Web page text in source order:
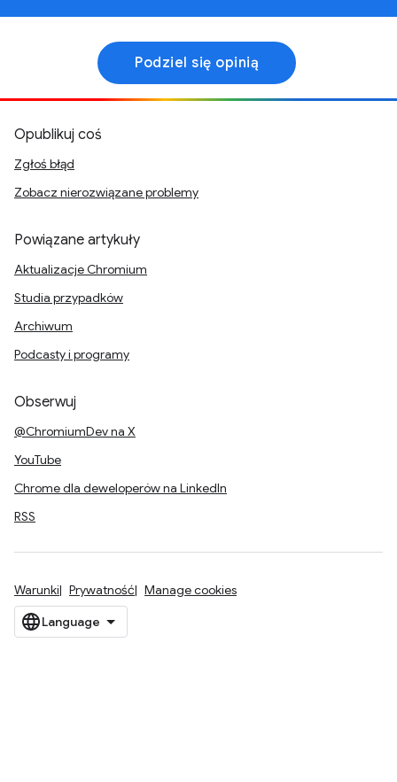
Podziel się opinią
Opublikuj coś
Zgłoś błąd
Zobacz nierozwiązane problemy
Powiązane artykuły
Aktualizacje Chromium
Studia przypadków
Archiwum
Podcasty i programy
Obserwuj
@ChromiumDev na X
YouTube
Chrome dla deweloperów na LinkedIn
RSS
Warunki Prywatność Manage cookies